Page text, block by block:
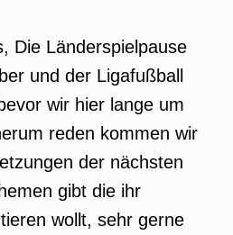
Die Länderspielpause
und der Ligafußball
wir hier lange um
reden kommen wir
der nächsten
gibt die ihr
wollt, sehr gerne